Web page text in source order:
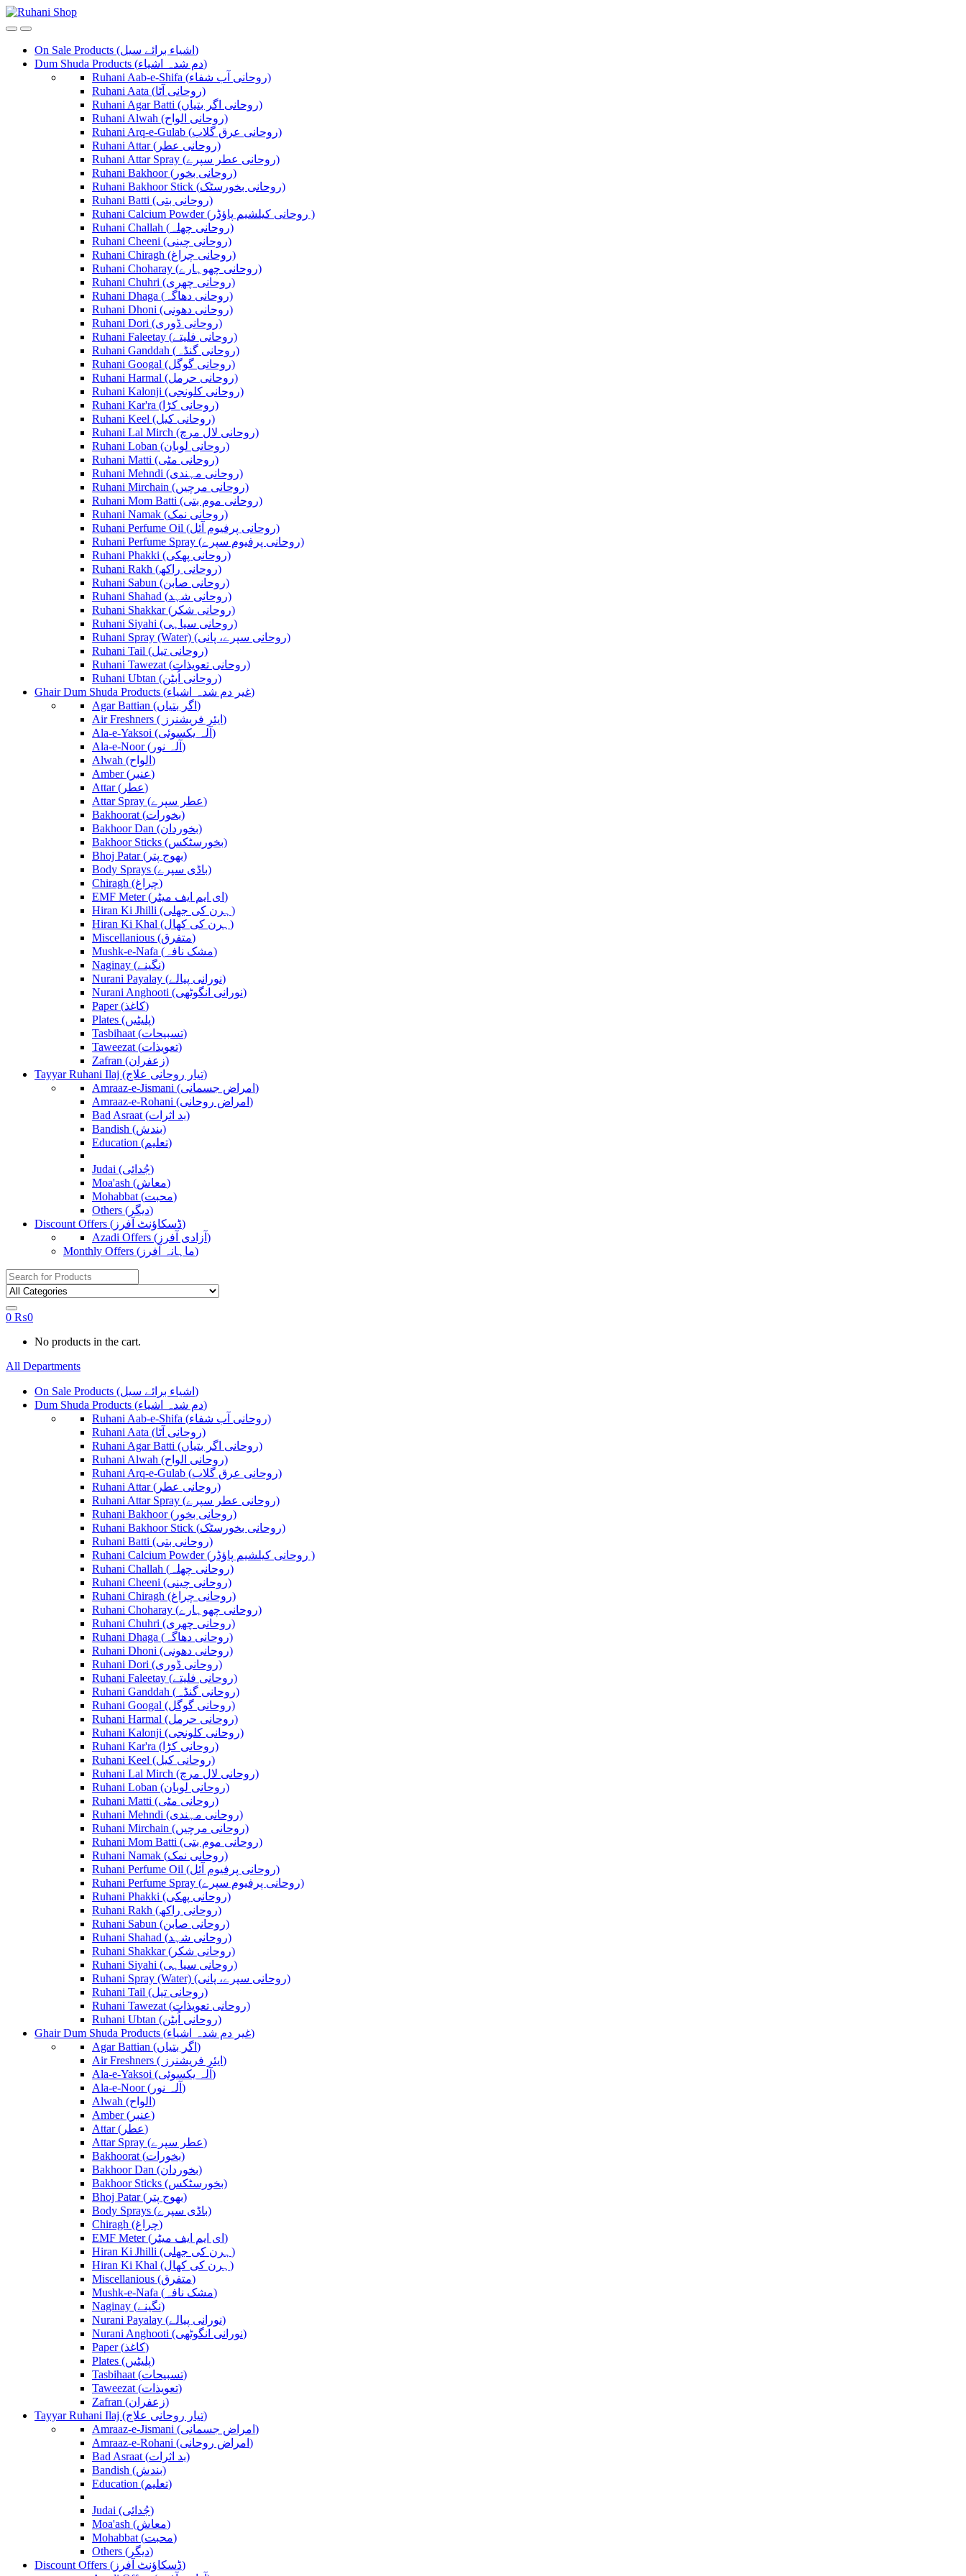
Skip
to
Skip
to
On Sale Products (اشیاء برائے سیل)
Dum Shuda Products (دم شدہ اشیاء)
Ruhani Aab-e-Shifa (روحانی آب شفاء)
Ruhani Aata (روحانی آٹا)
Ruhani Agar Batti (روحانی اگر بتیاں)
Ruhani Alwah (روحانی الواح)
Ruhani Arq-e-Gulab (روحانی عرق گلاب)
Ruhani Attar (روحانی عطر)
Ruhani Attar Spray (روحانی عطر سپرے)
Ruhani Bakhoor (روحانی بخور)
Ruhani Bakhoor Stick (روحانی بخورسٹک)
Ruhani Batti (روحانی بتی)
Ruhani Calcium Powder (روحانی کیلشیم پاؤڈر )
Ruhani Challah (روحانی چھلہ)
Ruhani Cheeni (روحانی چینی)
Ruhani Chiragh (روحانی چراغ)
Ruhani Choharay (روحانی چھوہارے)
Ruhani Chuhri (روحانی چھری)
Ruhani Dhaga (روحانی دھاگہ)
Ruhani Dhoni (روحانی دھونی)
Ruhani Dori (روحانی ڈوری)
Ruhani Faleetay (روحانی فلیتے)
Ruhani Ganddah (روحانی گنڈہ)
Ruhani Googal (روحانی گوگل)
Ruhani Harmal (روحانی حرمل)
Ruhani Kalonji (روحانی کلونجی)
Ruhani Kar'ra (روحانی کڑا)
Ruhani Keel (روحانی کیل)
Ruhani Lal Mirch (روحانی لال مرچ)
Ruhani Loban (روحانی لوبان)
Ruhani Matti (روحانی مٹی)
Ruhani Mehndi (روحانی مہندی)
Ruhani Mirchain (روحانی مرچیں)
Ruhani Mom Batti (روحانی موم بتی)
Ruhani Namak (روحانی نمک)
Ruhani Perfume Oil (روحانی پرفیوم آئل)
Ruhani Perfume Spray (روحانی پرفیوم سپرے)
Ruhani Phakki (روحانی پھکی)
Ruhani Rakh (روحانی راکھ)
Ruhani Sabun (روحانی صابن)
Ruhani Shahad (روحانی شہد)
Ruhani Shakkar (روحانی شکر)
Ruhani Siyahi (روحانی سیاہی)
Ruhani Spray (Water) (روحانی سپرے، پانی)
Ruhani Tail (روحانی تیل)
Ruhani Tawezat (روحانی تعویذات)
Ruhani Ubtan (روحانی اُبٹن)
Ghair Dum Shuda Products (غیر دم شدہ اشیاء)
Agar Battian (اگر بتیاں)
Air Freshners ( ایئر فریشنرز)
Ala-e-Yaksoi (آلہ یکسوئی)
Ala-e-Noor (آلہ نور)
Alwah (الواح)
Amber (عنبر)
Attar (عطر)
Attar Spray (عطر سپرے)
Bakhoorat (بخورات)
Bakhoor Dan (بخوردان)
Bakhoor Sticks (بخورسٹکس)
Bhoj Patar (بھوج پتر)
Body Sprays (باڈی سپرے)
Chiragh (چراغ)
EMF Meter (ای ایم ایف میٹر)
Hiran Ki Jhilli (ہرن کی جھلی)
Hiran Ki Khal (ہرن کی کھال)
Miscellanious (متفرق)
Mushk-e-Nafa (مشک نافہ)
Naginay (نگینے)
Nurani Payalay (نورانی پیالے)
Nurani Anghooti (نورانی انگوٹھی)
Paper (کاغذ)
Plates (پلیٹیں)
Tasbihaat (تسبیحات)
Taweezat (تعویذات)
Zafran (زعفران)
Tayyar Ruhani Ilaj (تیار روحانی علاج)
Amraaz-e-Jismani (امراض جسمانی)
Amraaz-e-Rohani (امراض روحانی)
Bad Asraat (بد اثرات)
Bandish (بندش)
Education (تعلیم)
Judai (جُدائی)
Moa'ash (معاش)
Mohabbat (محبت)
Others (دیگر)
Discount Offers (ڈسکاؤنٹ آفرز)
Azadi Offers (آزادی آفرز)
Monthly Offers (ماہانہ آفرز)
Search
for:
0 ₨0
No products in the cart.
All Departments
On Sale Products (اشیاء برائے سیل)
Dum Shuda Products (دم شدہ اشیاء)
Ruhani Aab-e-Shifa (روحانی آب شفاء)
Ruhani Aata (روحانی آٹا)
Ruhani Agar Batti (روحانی اگر بتیاں)
Ruhani Alwah (روحانی الواح)
Ruhani Arq-e-Gulab (روحانی عرق گلاب)
Ruhani Attar (روحانی عطر)
Ruhani Attar Spray (روحانی عطر سپرے)
Ruhani Bakhoor (روحانی بخور)
Ruhani Bakhoor Stick (روحانی بخورسٹک)
Ruhani Batti (روحانی بتی)
Ruhani Calcium Powder (روحانی کیلشیم پاؤڈر )
Ruhani Challah (روحانی چھلہ)
Ruhani Cheeni (روحانی چینی)
Ruhani Chiragh (روحانی چراغ)
Ruhani Choharay (روحانی چھوہارے)
Ruhani Chuhri (روحانی چھری)
Ruhani Dhaga (روحانی دھاگہ)
Ruhani Dhoni (روحانی دھونی)
Ruhani Dori (روحانی ڈوری)
Ruhani Faleetay (روحانی فلیتے)
Ruhani Ganddah (روحانی گنڈہ)
Ruhani Googal (روحانی گوگل)
Ruhani Harmal (روحانی حرمل)
Ruhani Kalonji (روحانی کلونجی)
Ruhani Kar'ra (روحانی کڑا)
Ruhani Keel (روحانی کیل)
Ruhani Lal Mirch (روحانی لال مرچ)
Ruhani Loban (روحانی لوبان)
Ruhani Matti (روحانی مٹی)
Ruhani Mehndi (روحانی مہندی)
Ruhani Mirchain (روحانی مرچیں)
Ruhani Mom Batti (روحانی موم بتی)
Ruhani Namak (روحانی نمک)
Ruhani Perfume Oil (روحانی پرفیوم آئل)
Ruhani Perfume Spray (روحانی پرفیوم سپرے)
Ruhani Phakki (روحانی پھکی)
Ruhani Rakh (روحانی راکھ)
Ruhani Sabun (روحانی صابن)
Ruhani Shahad (روحانی شہد)
Ruhani Shakkar (روحانی شکر)
Ruhani Siyahi (روحانی سیاہی)
Ruhani Spray (Water) (روحانی سپرے، پانی)
Ruhani Tail (روحانی تیل)
Ruhani Tawezat (روحانی تعویذات)
Ruhani Ubtan (روحانی اُبٹن)
Ghair Dum Shuda Products (غیر دم شدہ اشیاء)
Agar Battian (اگر بتیاں)
Air Freshners ( ایئر فریشنرز)
Ala-e-Yaksoi (آلہ یکسوئی)
Ala-e-Noor (آلہ نور)
Alwah (الواح)
Amber (عنبر)
Attar (عطر)
Attar Spray (عطر سپرے)
Bakhoorat (بخورات)
Bakhoor Dan (بخوردان)
Bakhoor Sticks (بخورسٹکس)
Bhoj Patar (بھوج پتر)
Body Sprays (باڈی سپرے)
Chiragh (چراغ)
EMF Meter (ای ایم ایف میٹر)
Hiran Ki Jhilli (ہرن کی جھلی)
Hiran Ki Khal (ہرن کی کھال)
Miscellanious (متفرق)
Mushk-e-Nafa (مشک نافہ)
Naginay (نگینے)
Nurani Payalay (نورانی پیالے)
Nurani Anghooti (نورانی انگوٹھی)
Paper (کاغذ)
Plates (پلیٹیں)
Tasbihaat (تسبیحات)
Taweezat (تعویذات)
Zafran (زعفران)
Tayyar Ruhani Ilaj (تیار روحانی علاج)
Amraaz-e-Jismani (امراض جسمانی)
Amraaz-e-Rohani (امراض روحانی)
Bad Asraat (بد اثرات)
Bandish (بندش)
Education (تعلیم)
Judai (جُدائی)
Moa'ash (معاش)
Mohabbat (محبت)
Others (دیگر)
Discount Offers (ڈسکاؤنٹ آفرز)